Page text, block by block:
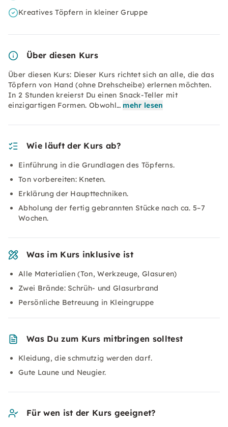
Kreatives Töpfern in kleiner Gruppe
Über diesen Kurs
Über diesen Kurs: Dieser Kurs richtet sich an alle, die das
Töpfern von Hand (ohne Drehscheibe) erlernen möchten.
In 2 Stunden kreierst Du einen Snack-Teller mit
einzigartigen Formen. Obwohl… mehr lesen
Wie läuft der Kurs ab?
Einführung in die Grundlagen des Töpferns.
Ton vorbereiten: Kneten.
Erklärung der Haupttechniken.
Abholung der fertig gebrannten Stücke nach ca. 5–7
Wochen.
Was im Kurs inklusive ist
Alle Materialien (Ton, Werkzeuge, Glasuren)
Zwei Brände: Schrüh- und Glasurbrand
Persönliche Betreuung in Kleingruppe
Was Du zum Kurs mitbringen solltest
Kleidung, die schmutzig werden darf.
Gute Laune und Neugier.
Für wen ist der Kurs geeignet?